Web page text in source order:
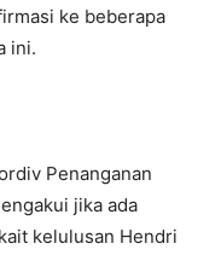
ke beberapa
ini.
Penanganan
jika ada
kelulusan Hendri